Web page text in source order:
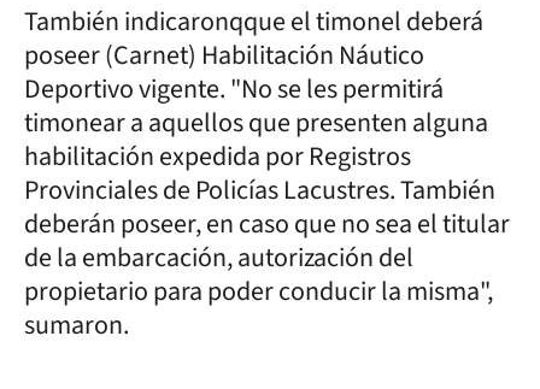
También indicaronqque el timonel deberá
poseer (Carnet) Habilitación Náutico
Deportivo vigente. "No se les permitirá
timonear a aquellos que presenten alguna
habilitación expedida por Registros
Provinciales de Policías Lacustres. También
deberán poseer, en caso que no sea el titular
de la embarcación, autorización del
propietario para poder conducir la misma",
sumaron.